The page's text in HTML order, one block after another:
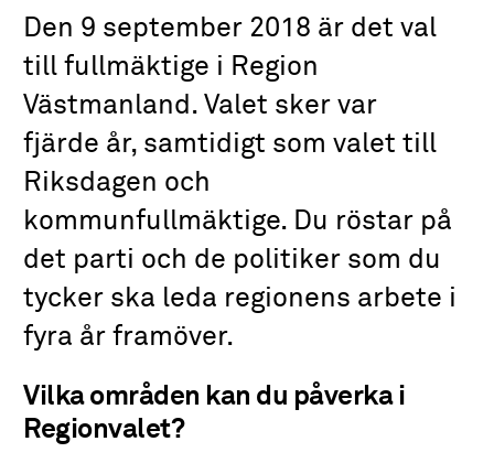
Den 9 september 2018 är det val
till fullmäktige i Region
Västmanland. Valet sker var
fjärde år, samtidigt som valet till
Riksdagen och
kommunfullmäktige. Du röstar på
det parti och de politiker som du
tycker ska leda regionens arbete i
fyra år framöver.
Vilka områden kan du påverka i
Regionvalet?